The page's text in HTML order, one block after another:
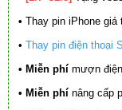
• Thay pin iPhone giá
• Thay pin điện thoại
• Miễn phí mượn
• Miễn phí nâng cấp